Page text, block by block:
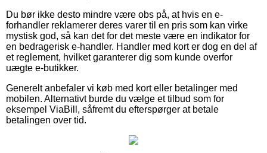
Du bør ikke desto mindre være obs på, at hvis en e-
forhandler reklamerer deres varer til en pris som kan virke
mystisk god, så kan det for det meste være en indikator for
en bedragerisk e-handler. Handler med kort er dog en del af
et reglement, hvilket garanterer dig som kunde overfor
uægte e-butikker.
Generelt anbefaler vi køb med kort eller betalinger med
mobilen. Alternativt burde du vælge et tilbud som for
eksempel ViaBill, såfremt du efterspørger at betale
betalingen over tid.